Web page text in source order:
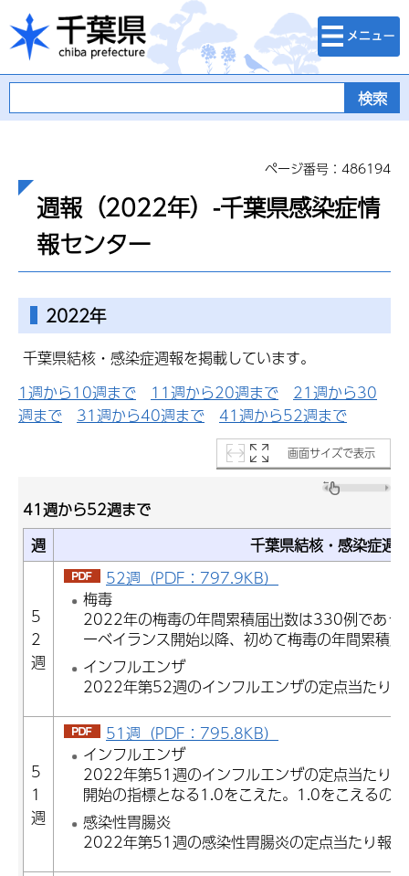
千葉県
検索・メニュ
ー
ページ番号：486194
週報（2022年）-千葉県感染症情
報センター
2022年
千葉県結核・感染症週報を掲載しています。
1週から10週まで
11週から20週まで
21週から30
週まで
31週から40週まで 41週から52週まで
画面サイズで表示
41週から52週まで
週
千葉県結核・感染症週
5
2
週
52週（PDF：797.9KB）
梅毒
2022年の梅毒の年間累積届出数は330例であ
ーベイランス開始以降、初めて梅毒の年間累積
インフルエンザ
2022年第52週のインフルエンザの定点当たり
5
1
週
51週（PDF：795.8KB）
インフルエンザ
2022年第51週のインフルエンザの定点当たり
開始の指標となる1.0をこえた。1.0をこえるの
感染性胃腸炎
2022年第51週の感染性胃腸炎の定点当たり報